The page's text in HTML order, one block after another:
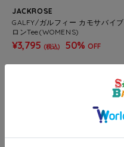
JACKROSE
GALFY/ガルフィー カモサバイブ
ロンTee(WOMENS)
¥3,795 (税込) 50% OFF